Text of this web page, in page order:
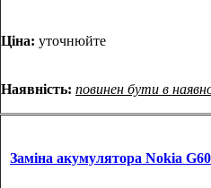
Ціна: уточнюйте
Наявність: повинен бути в
Заміна акумулятора Nokia